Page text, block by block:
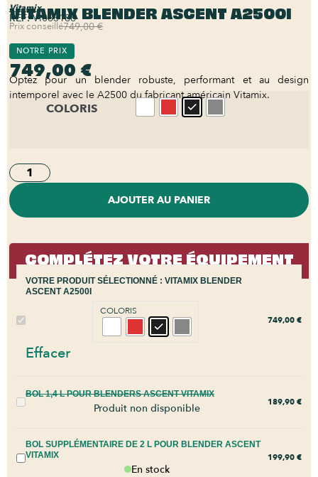
Vitamix
VITAMIX BLENDER ASCENT A2500I
REF:VI063188
Prix conseillé749,00 €
NOTRE PRIX
749,00 €
Optez pour un blender robuste, performant et au design
intemporel avec le A2500 du fabricant américain Vitamix.
COLORIS
AJOUTER AU PANIER
COMPLÉTEZ VOTRE ÉQUIPEMENT
VOTRE PRODUIT SÉLECTIONNÉ : VITAMIX BLENDER
ASCENT A2500I
COLORIS
Effacer
749,00 €
BOL 1,4 L POUR BLENDERS ASCENT VITAMIX
Produit non disponible 189,90 €
BOL SUPPLÉMENTAIRE DE 2 L POUR BLENDER ASCENT
VITAMIX
En stock
199,90 €